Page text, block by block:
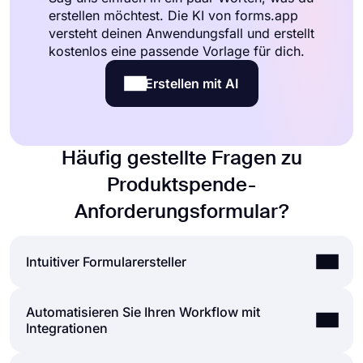
erstellen möchtest. Die KI von forms.app
versteht deinen Anwendungsfall und erstellt
kostenlos eine passende Vorlage für dich.
Erstellen mit AI
Häufig gestellte Fragen zu
Produktspende-
Anforderungsformular?
Intuitiver Formularersteller
Erstellen Sie mühelos Online-Formulare, passen
Sie die Felder, das Design und die
Automatisieren Sie Ihren Workflow mit
Integrationen